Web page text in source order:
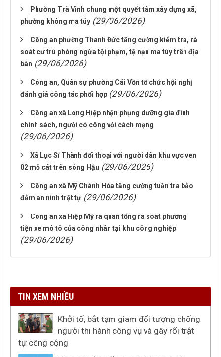
Phường Trà Vinh chung một quyết tâm xây dựng xã,
phường không ma túy (29/06/2026)
Công an phường Thanh Đức tăng cường kiểm tra, rà
soát cư trú phòng ngừa tội phạm, tệ nạn ma túy trên địa
bàn (29/06/2026)
Công an, Quân sự phường Cái Vồn tổ chức hội nghị
đánh giá công tác phối hợp (29/06/2026)
Công an xã Long Hiệp nhận phụng dưỡng gia đình
chính sách, người có công với cách mạng
(29/06/2026)
Xã Lục Sĩ Thành đối thoại với người dân khu vực ven
02 mỏ cát trên sông Hậu (29/06/2026)
Công an xã Mỹ Chánh Hòa tăng cường tuần tra bảo
đảm an ninh trật tự (29/06/2026)
Công an xã Hiệp Mỹ ra quân tổng rà soát phương
tiện xe mô tô của công nhân tại khu công nghiệp
(29/06/2026)
TIN XEM NHIỀU
Khởi tố, bắt tạm giam đối tượng chống
người thi hành công vụ và gây rối trật
tự công cộng